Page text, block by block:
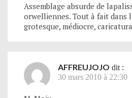
Assemblage absurde de
orwelliennes. Tout à fait dans
grotesque, médiocre,
AFFREUJOJO dit :
30 mars 2010 à 22:30